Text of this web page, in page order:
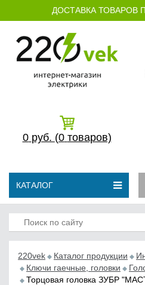
ДОСТАВКА ТОВАРОВ
0 руб. (0 товаров)
КАТАЛОГ
220vek Каталог продукции
Ключи гаечные, головки
Торцовая головка ЗУБР